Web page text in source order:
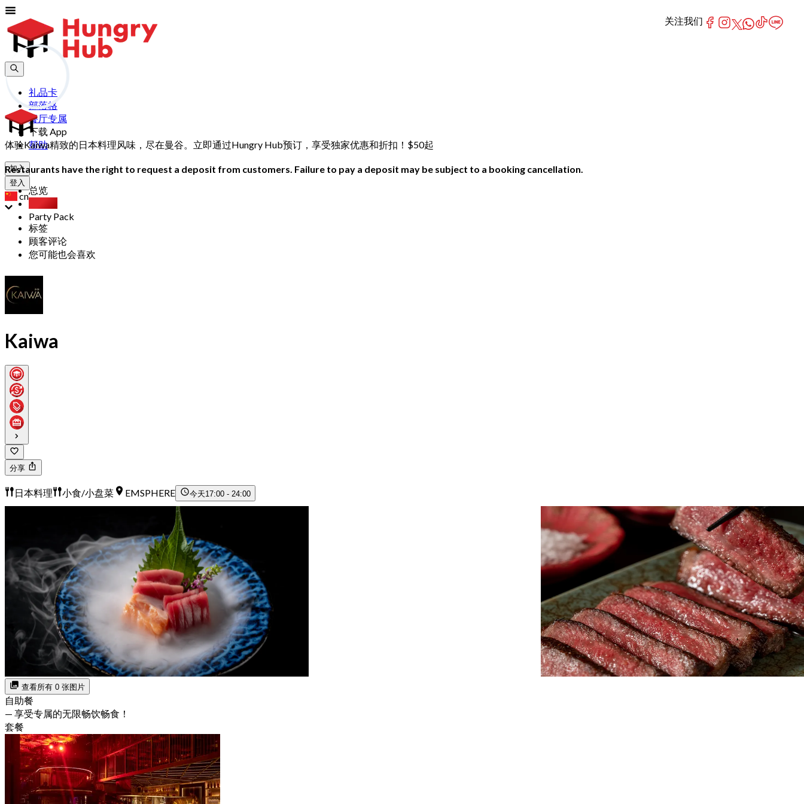
礼品卡
部落格
餐厅专属
下载 App
帮助
加入
登入
cn
体验Kaiwa精致的日本料理风味，尽在曼谷。立即通过Hungry Hub预订，享受独家优惠和折扣！$50起
Restaurants have the right to request a deposit from customers. Failure to pay a deposit may be subject to a booking cancellation.
总览
Party Pack
标签
顾客评论
您可能也会喜欢
Kaiwa
分享
日本料理 小食/小盘菜 EMSPHERE 今天17:00 - 24:00
查看所有 0 张图片
自助餐
— 享受专属的无限畅饮畅食！
套餐
关注我们